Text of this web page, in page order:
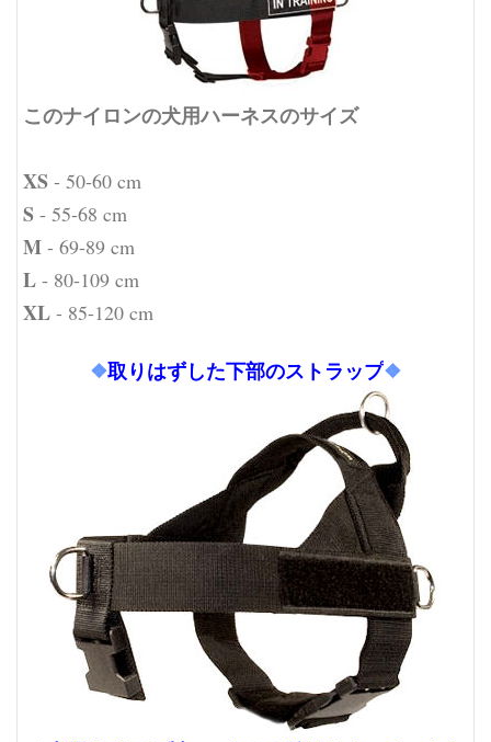
このナイロンの犬用ハーネスのサイズ
XS - 50-60 cm
S - 55-68 cm
M - 69-89 cm
L - 80-109 cm
XL - 85-120 cm
❖取りはずした下部のストラップ❖